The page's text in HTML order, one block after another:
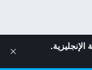
الإنجليزية.